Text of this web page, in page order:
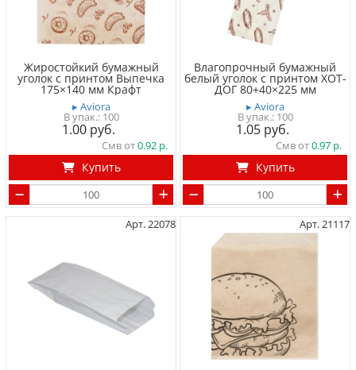
Жиростойкий бумажный
уголок с принтом Выпечка
175×140 мм Крафт
▸ Aviora
100
1.00
Смв от0.92
Купить
Влагопрочный бумажный
белый уголок с принтом ХОТ-
ДОГ 80+40×225 мм
▸ Aviora
100
1.05
Смв от0.97
Купить
Арт. 22078 Арт. 21117